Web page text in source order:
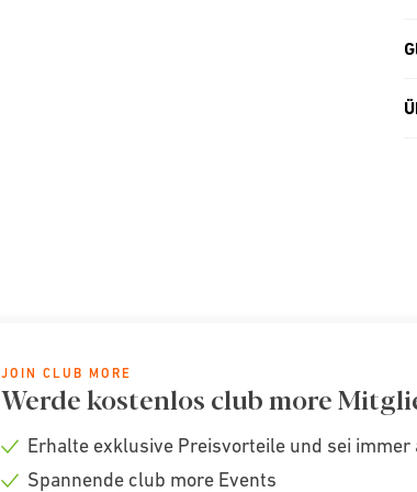
JOIN CLUB MORE
Werde kostenlos club more
Check
Erhalte exklusive Preisvorteile und sei
Spannende club more Events